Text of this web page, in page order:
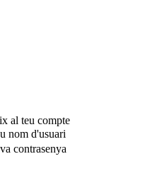
al teu compte
nom d'usuari
contrasenya